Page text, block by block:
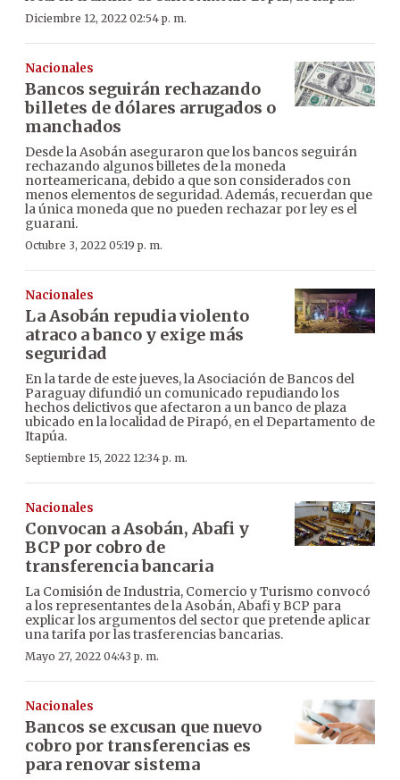
Diciembre 12, 2022 02:54 p. m.
Nacionales
Bancos seguirán rechazando
billetes de dólares arrugados o
manchados
Desde la Asobán aseguraron que los bancos seguirán
rechazando algunos billetes de la moneda
norteamericana, debido a que son considerados con
menos elementos de seguridad. Además, recuerdan que
la única moneda que no pueden rechazar por ley es el
guarani.
Octubre 3, 2022 05:19 p. m.
Nacionales
La Asobán repudia violento
atraco a banco y exige más
seguridad
En la tarde de este jueves, la Asociación de Bancos del
Paraguay difundió un comunicado repudiando los
hechos delictivos que afectaron a un banco de plaza
ubicado en la localidad de Pirapó, en el Departamento de
Itapúa.
Septiembre 15, 2022 12:34 p. m.
Nacionales
Convocan a Asobán, Abafi y
BCP por cobro de
transferencia bancaria
La Comisión de Industria, Comercio y Turismo convocó
a los representantes de la Asobán, Abafi y BCP para
explicar los argumentos del sector que pretende aplicar
una tarifa por las trasferencias bancarias.
Mayo 27, 2022 04:43 p. m.
Nacionales
Bancos se excusan que nuevo
cobro por transferencias es
para renovar sistema